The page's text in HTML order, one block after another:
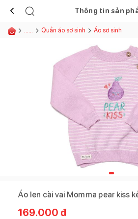
Thông tin sản
...... Quần áo sơ sinh Áo sơ sinh
Áo len cài vai Momma pear kiss
169.000 đ